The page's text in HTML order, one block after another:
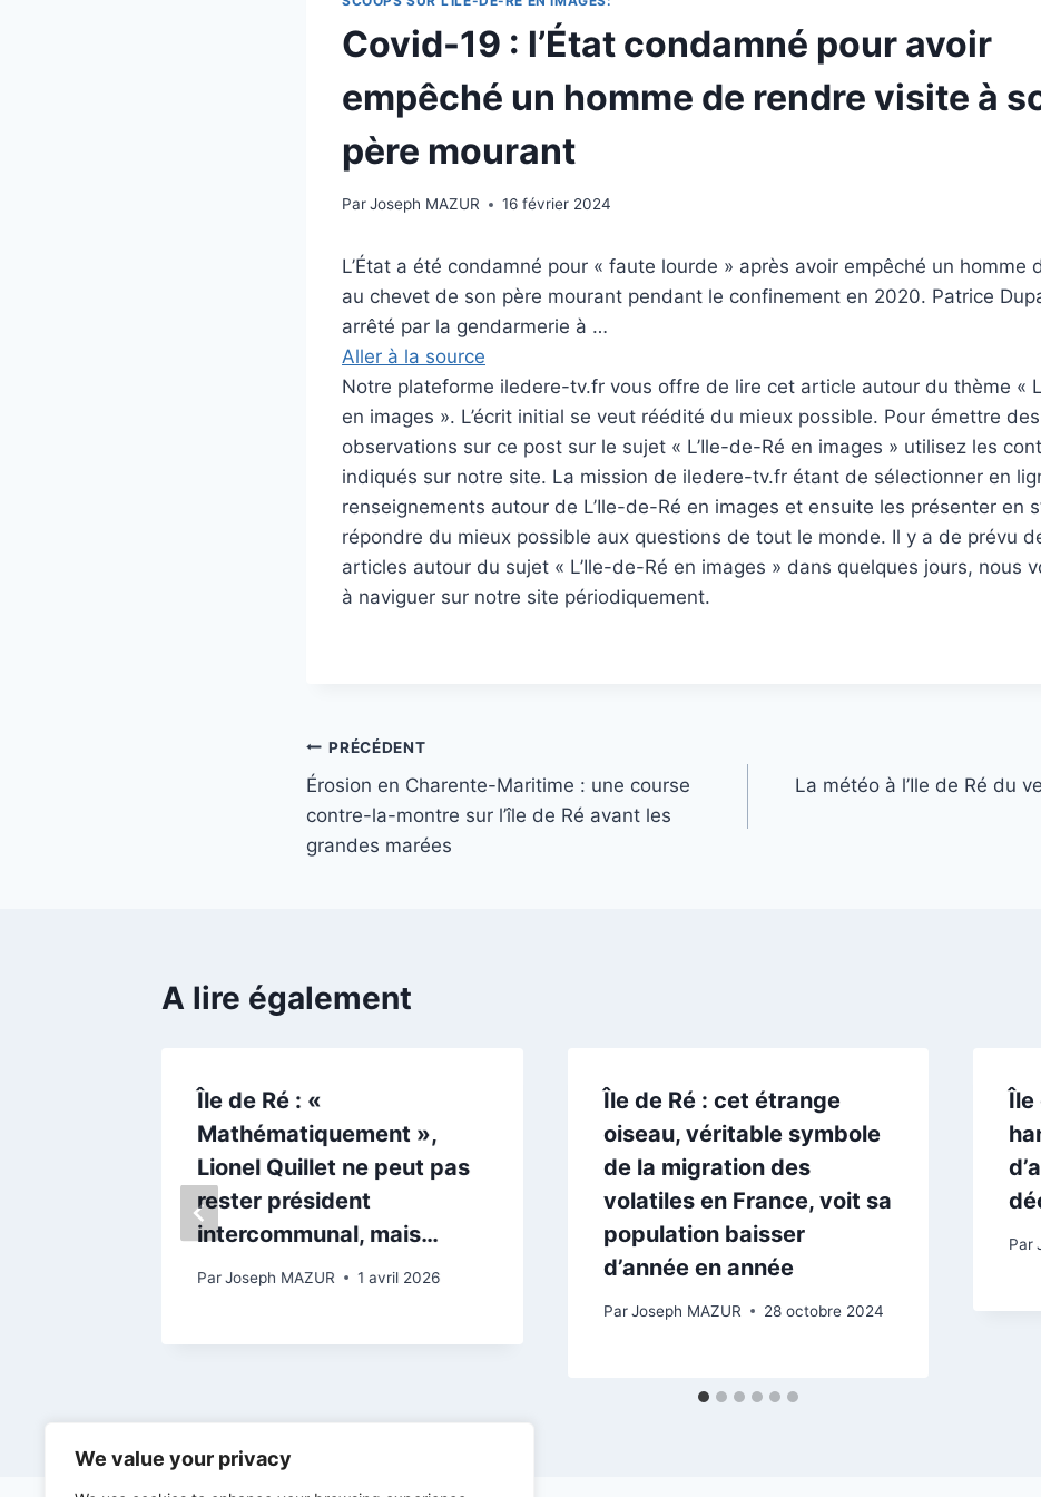
We value your privacy
Covid-19 : l’État condamné pour avoir
empêché un homme de rendre visite à
père mourant
ParJoseph MAZUR 16 février 2024
L’État a été condamné pour « faute lourde » après avoir empêché un homme
au chevet de son père mourant pendant le confinement en 2020. Patrice
arrêté par la gendarmerie à …
Aller à la source
Notre plateforme iledere-tv.fr vous offre de lire cet article autour du thème «
en images ». L’écrit initial se veut réédité du mieux possible. Pour émettre des
observations sur ce post sur le sujet « L’Ile-de-Ré en images » utilisez les
indiqués sur notre site. La mission de iledere-tv.fr étant de sélectionner en
renseignements autour de L’Ile-de-Ré en images et ensuite les présenter en
répondre du mieux possible aux questions de tout le monde. Il y a de prévu
articles autour du sujet « L’Ile-de-Ré en images » dans quelques jours, nous
à naviguer sur notre site périodiquement.
Navigation
de
l’article
PRÉCÉDENT
Érosion en Charente-Maritime : une course
contre-la-montre sur l’île de Ré avant les
grandes marées
La météo à l’Ile de Ré du
A lire également
Île de Ré : «
Mathématiquement »,
Lionel Quillet ne peut pas
rester président
intercommunal, mais…
ParJoseph MAZUR 1 avril 2026
Île de Ré : cet étrange
oiseau, véritable symbole
de la migration des
volatiles en France, voit sa
population baisser
d’année en année
Par Joseph MAZUR 28 octobre 2024
Île
Par